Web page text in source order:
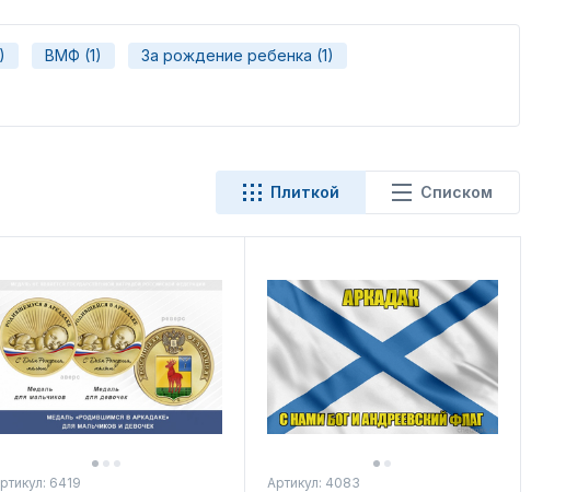
ВМФ (1) За рождение ребенка (1)
Плиткой Списком
6419 Артикул: 4083